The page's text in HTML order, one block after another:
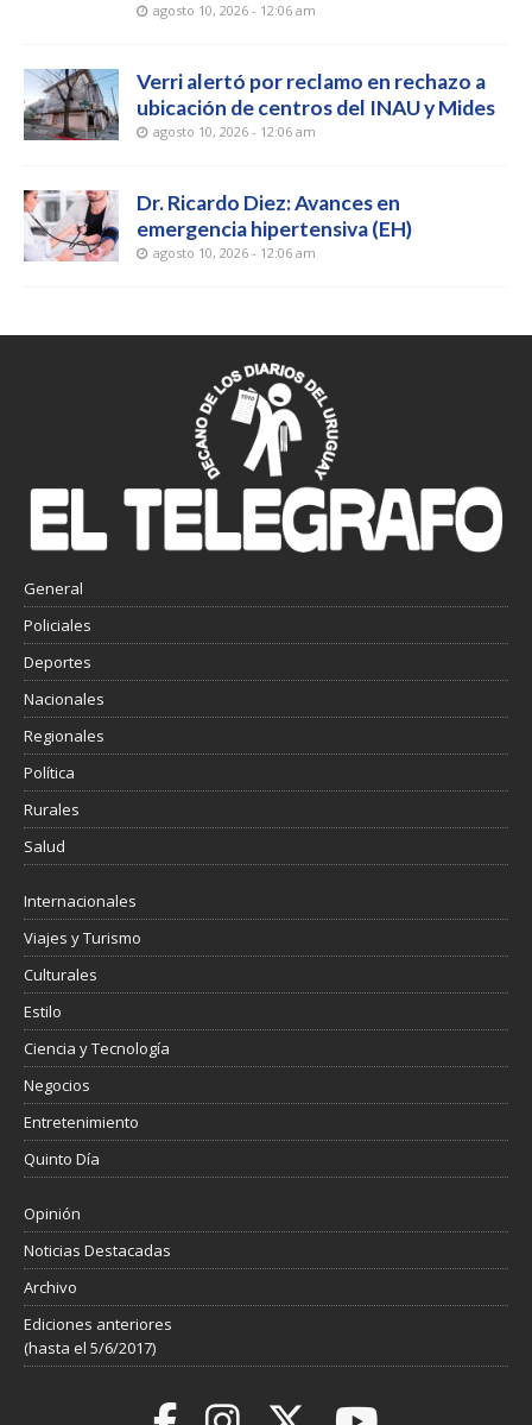
agosto 10, 2026 - 12:06 am
Verri alertó por reclamo en rechazo a
ubicación de centros del INAU y Mides
agosto 10, 2026 - 12:06 am
Dr. Ricardo Diez: Avances en
emergencia hipertensiva (EH)
agosto 10, 2026 - 12:06 am
General
Policiales
Deportes
Nacionales
Regionales
Política
Rurales
Salud
Internacionales
Viajes y Turismo
Culturales
Estilo
Ciencia y Tecnología
Negocios
Entretenimiento
Quinto Día
Opinión
Noticias Destacadas
Archivo
Ediciones anteriores
(hasta el 5/6/2017)